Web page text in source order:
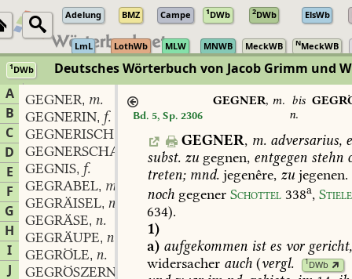
Adelung BMZ Campe 1DWb 2DWb ElsWb
LmL LothWb MLW MNWB MeckWB NMeckWB
1DWb Deutsches Wörterbuch von Jacob Grimm und
A
B
C
D
E
F
G
H
I
J
GEGNER, m.
GEGNERIN, f.
GEGNERISCH
GEGNERSCHAFT
GEGNIS, f.
GEGRABEL, m.
GEGRÄISEL, n.
GEGRÄSE, n.
GEGRÄUPE, n.
GEGRÖLE, n.
GEGRÖSZERN
Bd. 5, Sp. 2306
GEGNER, m. bis
n.
GEGNER, m. adversarius,
subst. zu gegnen, entgegen stehn
treten;mnd. jegenêre, zu jegenen.
noch gegener Schottel 338a,
634).
1)
a) aufgekommen istes vorgericht,
widersacher auch (vergl. 1DWb